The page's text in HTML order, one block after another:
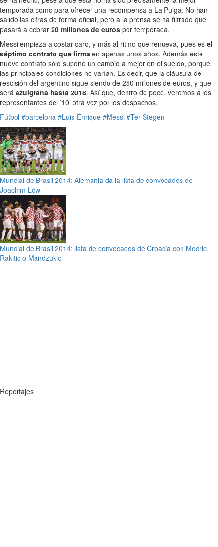
temporada como para ofrecer una recompensa a La Pulga. No han
salido las cifras de forma oficial, pero a la prensa se ha filtrado que
pasará a cobrar 20 millones de euros por temporada.
Messi empieza a costar caro, y más al ritmo que renueva, pues es el
séptimo contrato que firma en apenas unos años. Además este
nuevo contrato sólo supone un cambio a mejor en el sueldo, porque
las principales condiciones no varían. Es decir, que la cláusula de
rescisión del argentino sigue siendo de 250 millones de euros, y que
será azulgrana hasta 2018. Así que, dentro de poco, veremos a los
representantes del ’10’ otra vez por los despachos.
Fútbol #barcelona #Luis-Enrique #Messi #Ter Stegen
Mundial de Brasil 2014: Alemania da la lista de convocados de
Joachim Löw
Mundial de Brasil 2014: lista de convocados de Croacia con Modric,
Rakitic o Mandzukic
Reportajes